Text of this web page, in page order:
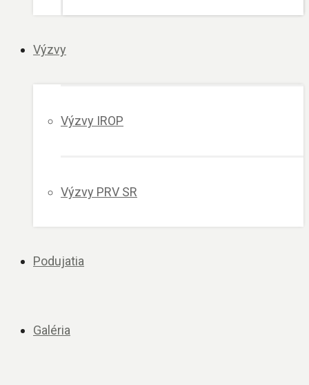
Výzvy
Výzvy IROP
Výzvy PRV SR
Podujatia
Galéria